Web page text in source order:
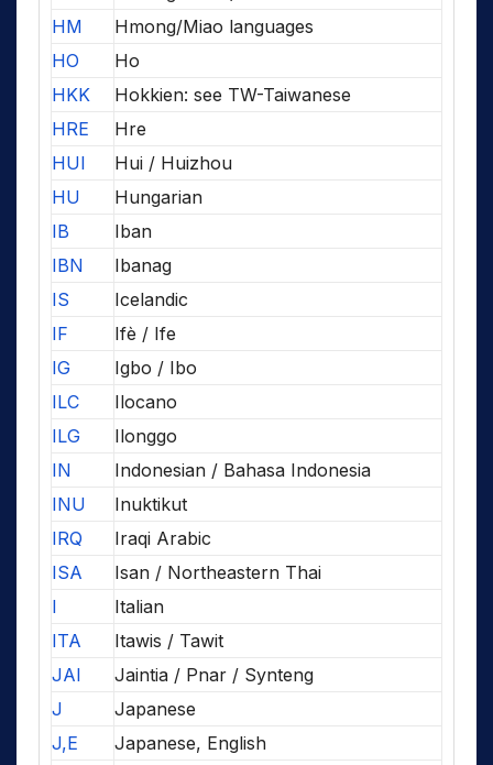
HM
Hmong/Miao languages
HO
Ho
HKK
Hokkien: see TW-Taiwanese
HRE
Hre
HUI
Hui / Huizhou
HU
Hungarian
IB
Iban
IBN
Ibanag
IS
Icelandic
IF
Ifè / Ife
IG
Igbo / Ibo
ILC
Ilocano
ILG
Ilonggo
IN
Indonesian / Bahasa Indonesia
INU
Inuktikut
IRQ
Iraqi Arabic
ISA
Isan / Northeastern Thai
I
Italian
ITA
Itawis / Tawit
JAI
Jaintia / Pnar / Synteng
J
Japanese
J,E
Japanese, English